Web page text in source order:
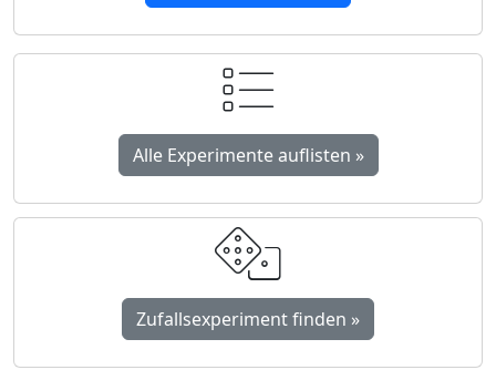
Alle Experimente auflisten »
Zufallsexperiment finden »